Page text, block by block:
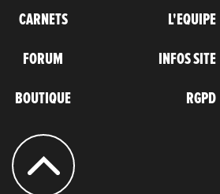
CARNETS
FORUM
BOUTIQUE
L'EQUIPE
INFOS SITE
RGPD